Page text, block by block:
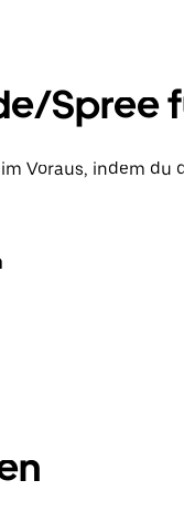
Spree
Voraus, indem du